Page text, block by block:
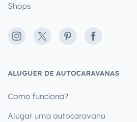
Shops
Instagram
X PinterestFacebook
ALUGUER DE AUTOCARAVANAS
Como funciona?
Alugar uma autocaravana